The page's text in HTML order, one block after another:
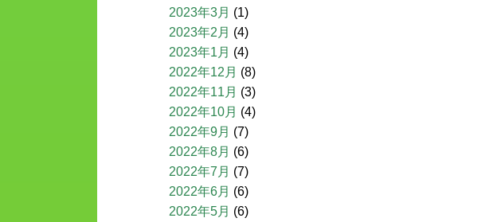
2023年3月 (1)
2023年2月 (4)
2023年1月 (4)
2022年12月 (8)
2022年11月 (3)
2022年10月 (4)
2022年9月 (7)
2022年8月 (6)
2022年7月 (7)
2022年6月 (6)
2022年5月 (6)